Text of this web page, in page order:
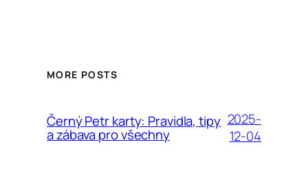
MORE POSTS
Černý Petr karty: Pravidla, tipy
a zábava pro všechny
2025-
12-04